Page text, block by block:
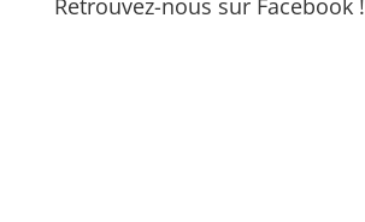
Retrouvez-nous sur Facebook !